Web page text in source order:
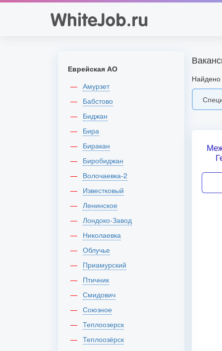
Найдено
Еврейская АО
Амурзет
Бабстово
Биджан
Бира
Биракан
Биробиджан
Волочаевка-2
Известковый
Ленинское
Лондоко-Завод
Николаевка
Облучье
Приамурский
Птичник
Смидович
Союзное
Теплоозерск
Теплоозёрск